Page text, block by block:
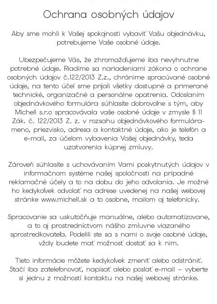
Ochrana osobných údajov
Aby sme mohli k Vašej spokojnosti vybaviť Vašu objednávku,
potrebujeme Vaše osobné údaje.
Ubezpečujeme Vás, že zhromažďujeme iba nevyhnutne
potrebné údaje. Riadime sa nariadeniami zákona o ochrane
osobných údajov č.122/2013 Z.z., chránime spracúvané osobné
údaje, na tento účel sme prijali všetky dostupné a primerané
technické, organizačné a personálne opatrenia. Odoslaním
objednávkového formulára súhlasíte dobrovoľne s tým, aby
Michell s.r.o spracovávala vaše osobné údaje v zmysle § 11
Zák. č. 122/2013 Z. z. v rozsahu objednávkového formulára-
meno, priezvisko, adresa a kontaktné údaje, ako je telefón a
e-mail, za účelom vybavenia Vašej objednávky, teda
uzatvorenia kúpnej zmluvy.
Zároveň súhlasíte s uchovávaním Vami poskytnutých údajov v
informačnom systéme našej spoločnosti na prípadné
reklamačné účely a to na dobu do jeho odvolania. Je možné
ho kedykoľvek odvolať na adrese uvedenej na našej webovej
stránke www.michell.sk a to osobne, mailom aj telefonicky.
Spracovanie sa uskutočňuje manuálne, alebo automatizovane,
a to aj prostredníctvom nášho zmluvne viazaného
sprostredkovateľa. Podelili ste sa s nami o svoje osobné údaje,
vždy budete mať možnosť dostať sa k nim.
Tieto informácie môžete kedykoľvek zmeniť alebo odstrániť.
Stačí iba zatelefonovať, napísať alebo poslať e-mail – vyberte
si jednu z možností kontaktu na našej webovej stránke.